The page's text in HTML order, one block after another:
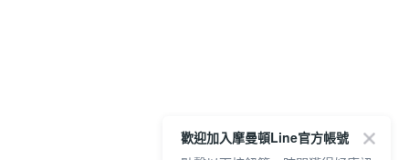
歡迎加入摩曼頓Line官方帳號